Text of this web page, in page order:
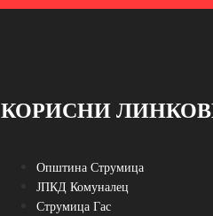
КОРИСНИ
Општина Струмица
ЈПКД Комуналец
Струмица Гас